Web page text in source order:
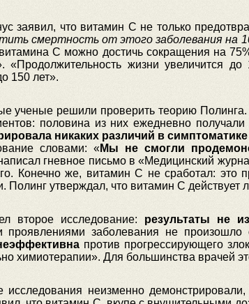
заявил, что витамин С не только
смертность от этого заболевания на
С можно достичь сокращения на
«Продолжительность жизни увеличится
150 лет».
ученые решили проверить теорию Полинга.
половина из них ежедневно
никаких различий в симптоматике
словами: «Мы не смогли
гневное письмо в «Медицинский
Конечно же, витамин С не сработал:
Полинг утверждал, что витамин С
второе исследование: результаты не
проявлениями заболевания не
против прогрессирующего
химиотерапии». Для большинства врачей
исследования неизменно демонстрировали,